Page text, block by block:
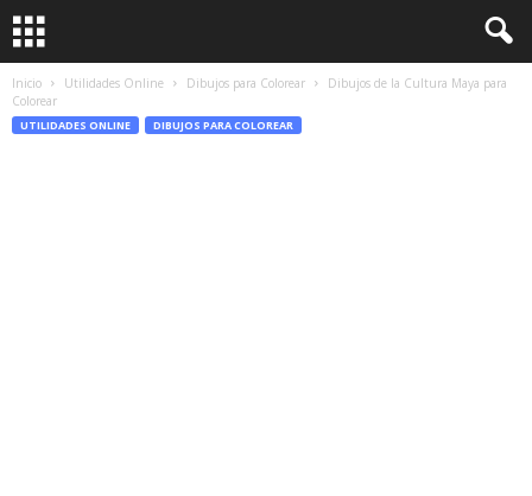
Inicio Utilidades Online Dibujos para Colorear
Dibujos de la Cultura Maya para
Colorear
UTILIDADES ONLINE DIBUJOS PARA COLOREAR